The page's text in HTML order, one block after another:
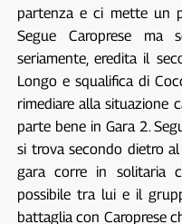
partenza e ci mette un
Segue Caroprese ma
seriamente, eredita il
Longo e squalifica di
rimediare alla situazione
parte bene in Gara 2.
si trova secondo dietro
gara corre in solitaria
possibile tra lui e il
battaglia con Caroprese